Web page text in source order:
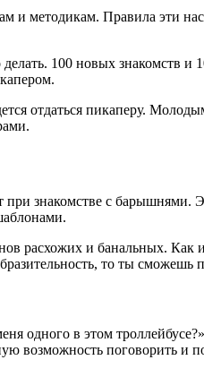
методикам. Правила эти
100 новых знакомств
отдаться пикаперу.
при знакомстве с
расхожих и банальных.
то ты
одного в этом
возможность поговорить и